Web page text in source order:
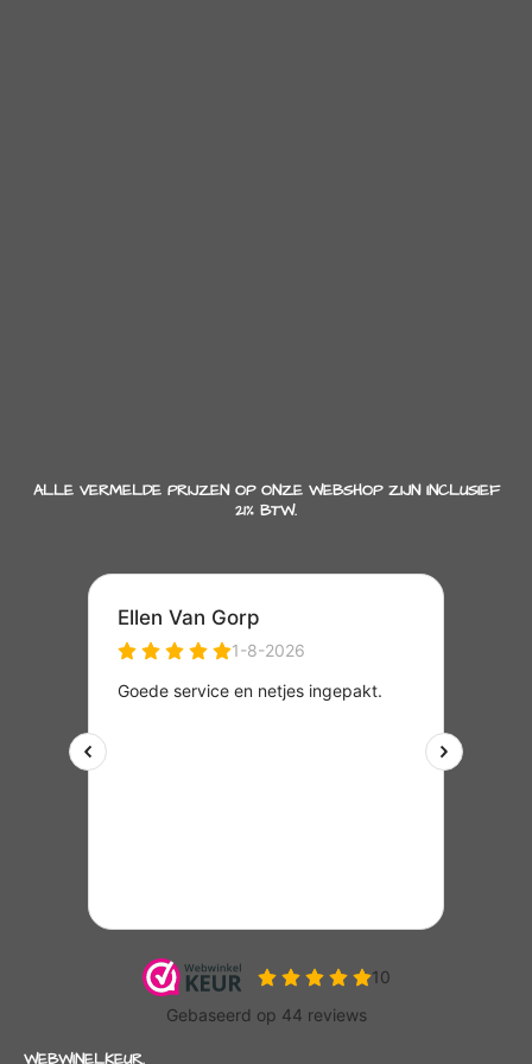
ALLE VERMELDE PRIJZEN OP ONZE WEBSHOP ZIJN INCLUSIEF
21% BTW.
WEBWINELKEUR.